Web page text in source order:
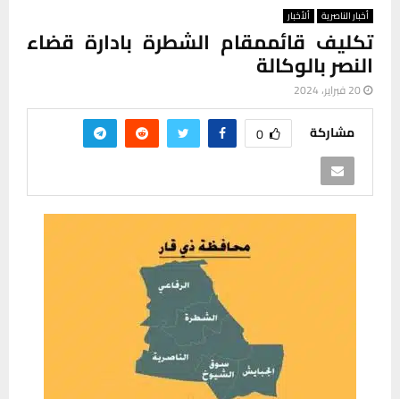
أخبار الناصرية ألأخبار
تكليف قائممقام الشطرة بادارة قضاء
النصر بالوكالة
20 فبراير، 2024
مشاركة 0